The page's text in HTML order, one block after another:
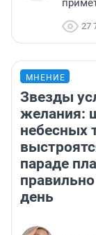
27
МНЕНИЕ
Звезды
желания:
небесных
параде
день